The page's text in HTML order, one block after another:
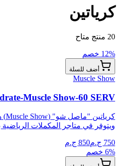
كرياتين
20 منتج متاح
12% خصم
أضف للسلة
Muscle Show
Muscle Show-60 SERV
ويتوفر في متاجر المكملات
750 ج.م850 ج.م
6% خصم